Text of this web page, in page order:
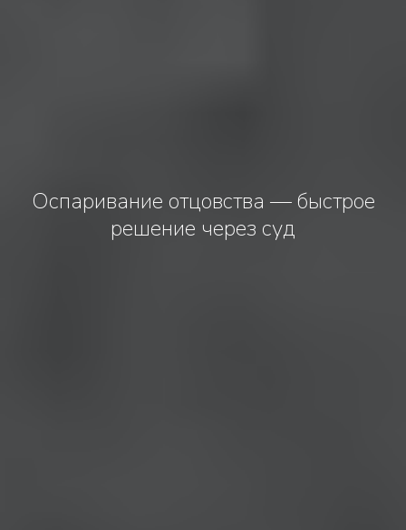
Оспаривание отцовства — быстрое
решение через суд